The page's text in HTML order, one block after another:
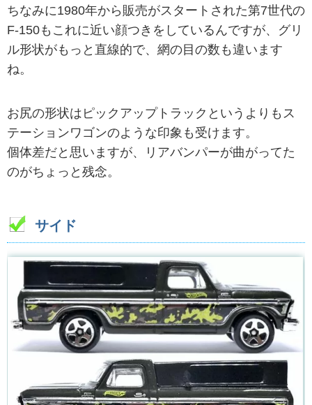
ちなみに1980年から販売がスタートされた第7世代の
F-150もこれに近い顔つきをしているんですが、グリ
ル形状がもっと直線的で、網の目の数も違います
ね。
お尻の形状はピックアップトラックというよりもス
テーションワゴンのような印象も受けます。
個体差だと思いますが、リアバンパーが曲がってた
のがちょっと残念。
サイド